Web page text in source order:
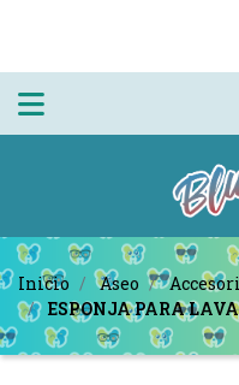
Inicio Aseo
ESPONJA PARA